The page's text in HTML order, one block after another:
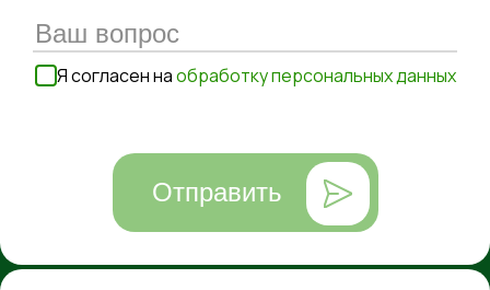
Я согласен наобработку персональных данных
Отправить